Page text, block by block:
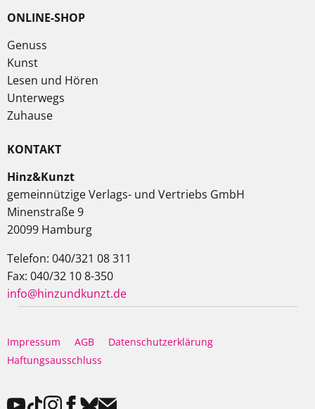
ONLINE-SHOP
Genuss
Kunst
Lesen und Hören
Unterwegs
Zuhause
KONTAKT
Hinz&Kunzt
gemeinnützige Verlags- und Vertriebs GmbH
Minenstraße 9
20099 Hamburg
Telefon: 040/321 08 311
Fax: 040/32 10 8-350
info@hinzundkunzt.de
Impressum AGB
Datenschutzerklärung
Haftungsausschluss